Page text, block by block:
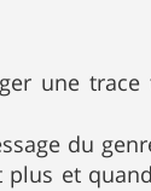
une
du
et